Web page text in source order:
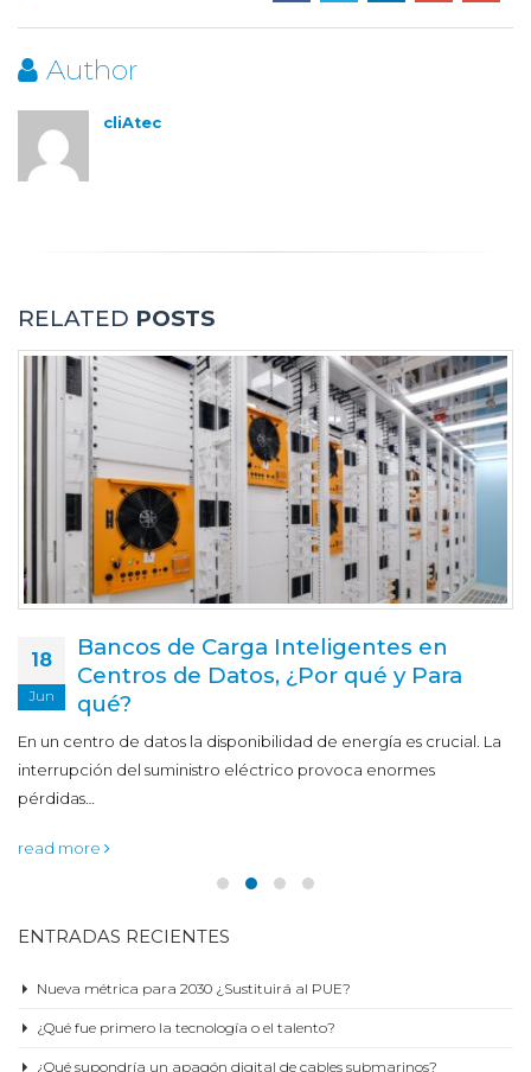
Author
cliAtec
RELATED POSTS
18
Jun
Bancos de Carga Inteligentes en
Centros de Datos, ¿Por qué y Para
qué?
En un centro de datos la disponibilidad de energía es crucial. La
interrupción del suministro eléctrico provoca enormes
pérdidas…
read more
ENTRADAS RECIENTES
Nueva métrica para 2030 ¿Sustituirá al PUE?
¿Qué fue primero la tecnología o el talento?
¿Qué supondría un apagón digital de cables submarinos?